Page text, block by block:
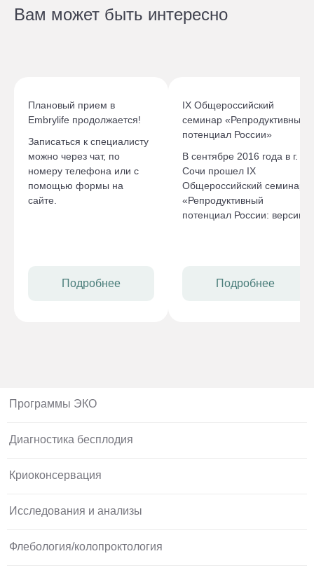
Вам может быть интересно
Плановый прием в
Embrylife продолжается!
Записаться к специалисту
можно через чат, по
номеру телефона или с
помощью формы на
сайте.
Подробнее
IX Общероссийский
семинар «Репродуктивный
потенциал России»
В сентябре 2016 года в г.
Сочи прошел IX
Общероссийский семинар
«Репродуктивный
потенциал России: версии
Подробнее
Программы ЭКО
Диагностика бесплодия
Криоконсервация
Исследования и анализы
Флебология/колопроктология